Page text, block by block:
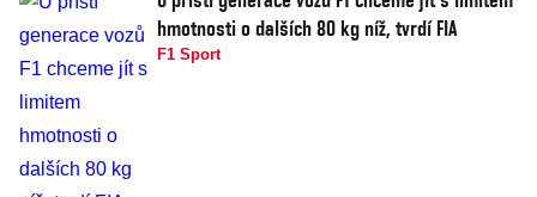
hmotnosti o dalších 80 kg níž, tvrdí FIA
F1 Sport